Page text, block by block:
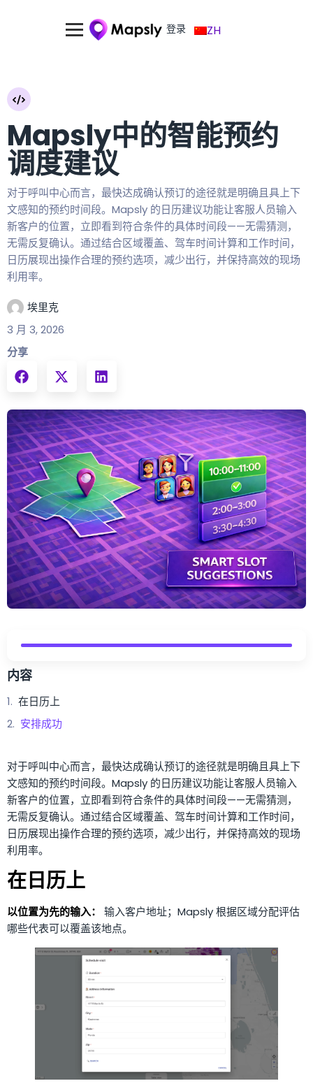
登录 ZH
Mapsly中的智能预约
调度建议
对于呼叫中心而言，最快达成确认预订的途径就是明确且具上下
文感知的预约时间段。Mapsly 的日历建议功能让客服人员输入
新客户的位置，立即看到符合条件的具体时间段——无需猜测，
无需反复确认。通过结合区域覆盖、驾车时间计算和工作时间，
日历展现出操作合理的预约选项，减少出行，并保持高效的现场
利用率。
埃里克
3 月 3, 2026
分享
内容
在日历上
安排成功
对于呼叫中心而言，最快达成确认预订的途径就是明确且具上下
文感知的预约时间段。Mapsly 的日历建议功能让客服人员输入
新客户的位置，立即看到符合条件的具体时间段——无需猜测，
无需反复确认。通过结合区域覆盖、驾车时间计算和工作时间，
日历展现出操作合理的预约选项，减少出行，并保持高效的现场
利用率。
在日历上
以位置为先的输入：
输入客户地址；Mapsly 根据区域分配评估
哪些代表可以覆盖该地点。